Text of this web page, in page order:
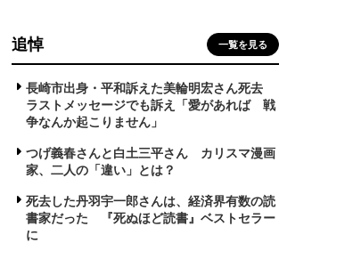
追悼 一覧を見る
長崎市出身・平和訴えた美輪明宏さん死去
ラストメッセージでも訴え「愛があれば 戦
争なんか起こりません」
つげ義春さんと白土三平さん カリスマ漫画
家、二人の「違い」とは？
死去した丹羽宇一郎さんは、経済界有数の読
書家だった 『死ぬほど読書』ベストセラー
に